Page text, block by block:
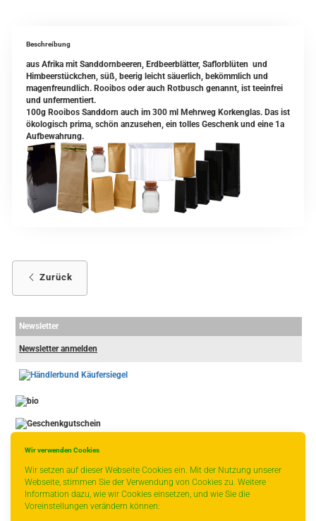
Wir verwenden Cookies
Wir setzen auf dieser Webseite Cookies ein. Mit der Nutzung unserer
Webseite, stimmen Sie der Verwendung von Cookies zu. Weitere
Information dazu, wie wir Cookies einsetzen, und wie Sie die
Voreinstellungen verändern können:
Beschreibung
aus Afrika mit Sanddornbeeren, Erdbeerblätter, Saflorblüten und
Himbeerstückchen, süß, beerig leicht säuerlich, bekömmlich und
magenfreundlich. Rooibos oder auch Rotbusch genannt, ist teeinfrei
und unfermentiert.
100g Rooibos Sanddorn auch im 300 ml Mehrweg Korkenglas. Das ist
ökologisch prima, schön anzusehen, ein tolles Geschenk und eine 1a
Aufbewahrung.
Zurück
Newsletter
Newsletter anmelden